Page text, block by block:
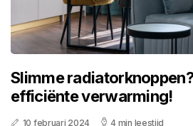
Slimme
efficiënte verwarming!
10 februari 2024 4 min leestijd